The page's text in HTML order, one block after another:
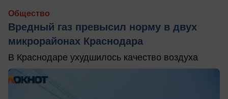
Общество
Вредный газ превысил норму в двух
микрорайонах Краснодара
В Краснодаре ухудшилось качество воздуха